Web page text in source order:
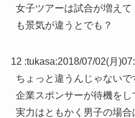
女子ツアーは試合が増え
も景気が違うとでも？
12 :tukasa:2018/07/02(月
ちょっと違うんじゃない
企業スポンサーが待機をし
実力はともかく男子の場